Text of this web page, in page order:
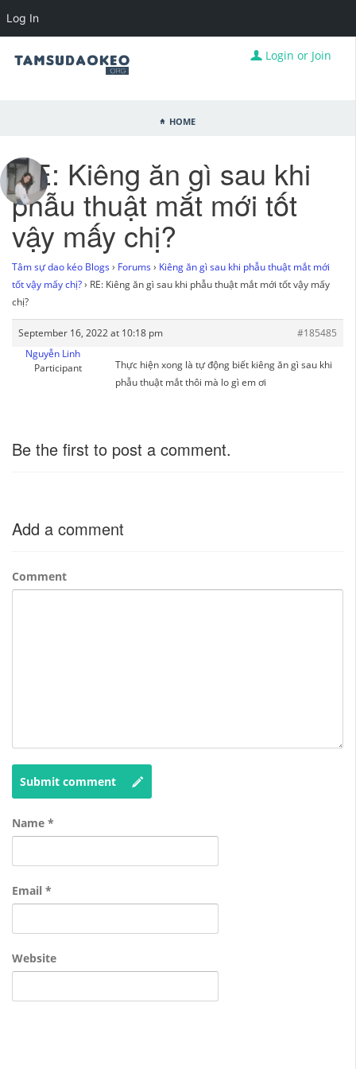
Login or Join
Home
RE: Kiêng ăn gì sau khi
phẫu thuật mắt mới tốt
vậy mấy chị?
Tâm sự dao kéo Blogs › Forums › Kiêng ăn gì sau khi phẫu thuật mắt mới
tốt vậy mấy chị?› RE: Kiêng ăn gì sau khi phẫu thuật mắt mới tốt vậy mấy
chị?
September 16, 2022 at 10:18 pm
#185485
Nguyễn Linh
Participant
Thực hiện xong là tự động biết kiêng ăn gì sau khi
phẫu thuật mắt thôi mà lo gì em ơi
Be the first to post a comment.
Add a comment
Comment
Submit comment
Name *
Email *
Website
Log In